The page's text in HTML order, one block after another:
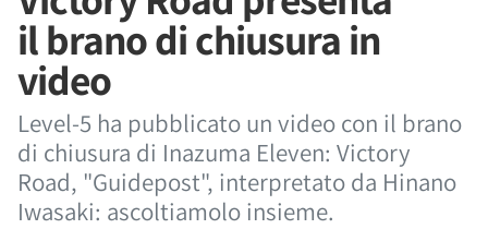
il brano di chiusura in
video
Level-5 ha pubblicato un video con il brano
di chiusura di Inazuma Eleven: Victory
Road, "Guidepost", interpretato da Hinano
Iwasaki: ascoltiamolo insieme.